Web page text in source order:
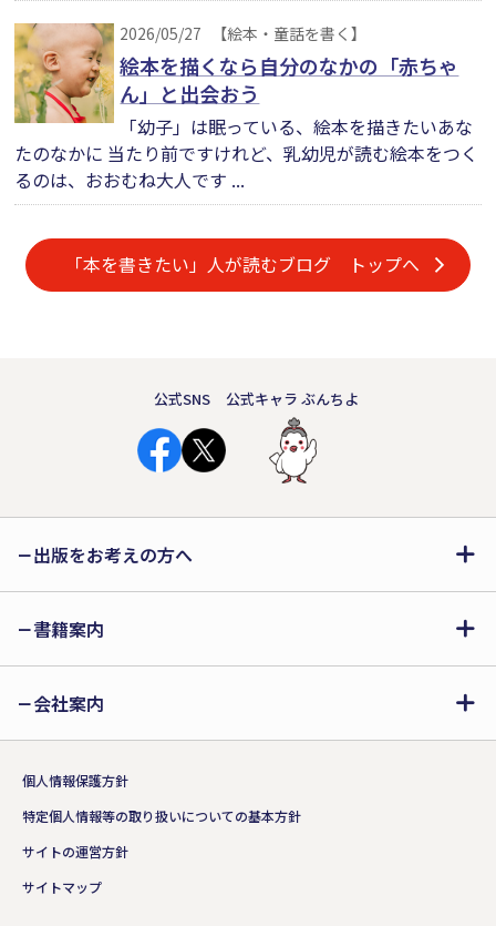
2026/05/27 【絵本・童話を書く】
絵本を描くなら自分のなかの「赤ちゃ
ん」と出会おう
「幼子」は眠っている、絵本を描きたいあな
たのなかに 当たり前ですけれど、乳幼児が読む絵本をつく
るのは、おおむね大人です ...
「本を書きたい」人が読むブログ トップへ
公式SNS 公式キャラ ぶんちよ
出版をお考えの方へ
書籍案内
会社案内
個人情報保護方針
特定個人情報等の取り扱いについての基本方針
サイトの運営方針
サイトマップ